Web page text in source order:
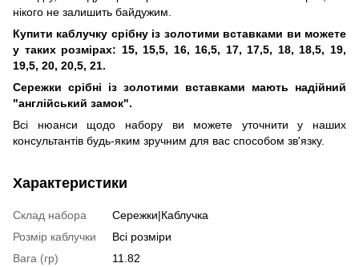
нікого не залишить байдужим.
Купити каблучку срібну із золотими вставками ви можете
у таких розмірах: 15, 15,5, 16, 16,5, 17, 17,5, 18, 18,5, 19,
19,5, 20, 20,5, 21.
Сережки срібні із золотими вставками мають надійний
"англійський замок".
Всі нюанси щодо набору ви можете уточнити у наших
консультантів будь-яким зручним для вас способом зв'язку.
Характеристики
Склад набора
Сережки|Каблучка
Розмір каблучки
Всі розміри
Вага (гр)
11.82